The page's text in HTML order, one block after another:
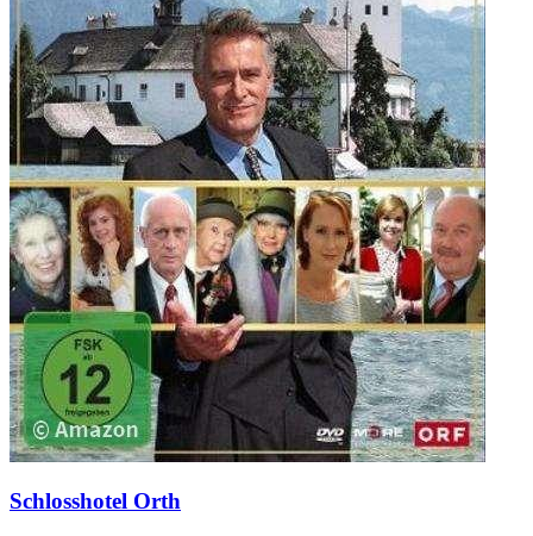
Schlosshotel Orth